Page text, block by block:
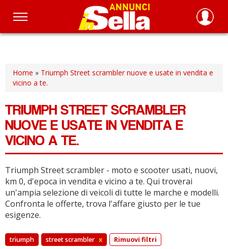
Salta
principale
Home » Triumph Street scrambler nuove e usate in vendita e
vicino a te.
TRIUMPH STREET SCRAMBLER
NUOVE E USATE IN VENDITA E
VICINO A TE.
Triumph Street scrambler - moto e scooter usati, nuovi,
km 0, d'epoca in vendita e vicino a te. Qui troverai
un'ampia selezione di veicoli di tutte le marche e modelli.
Confronta le offerte, trova l'affare giusto per le tue
esigenze.
triumph street scrambler x Rimuovi filtri